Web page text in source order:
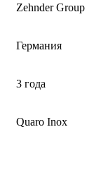
Zehnder
Германия
3 года
Quaro Inox